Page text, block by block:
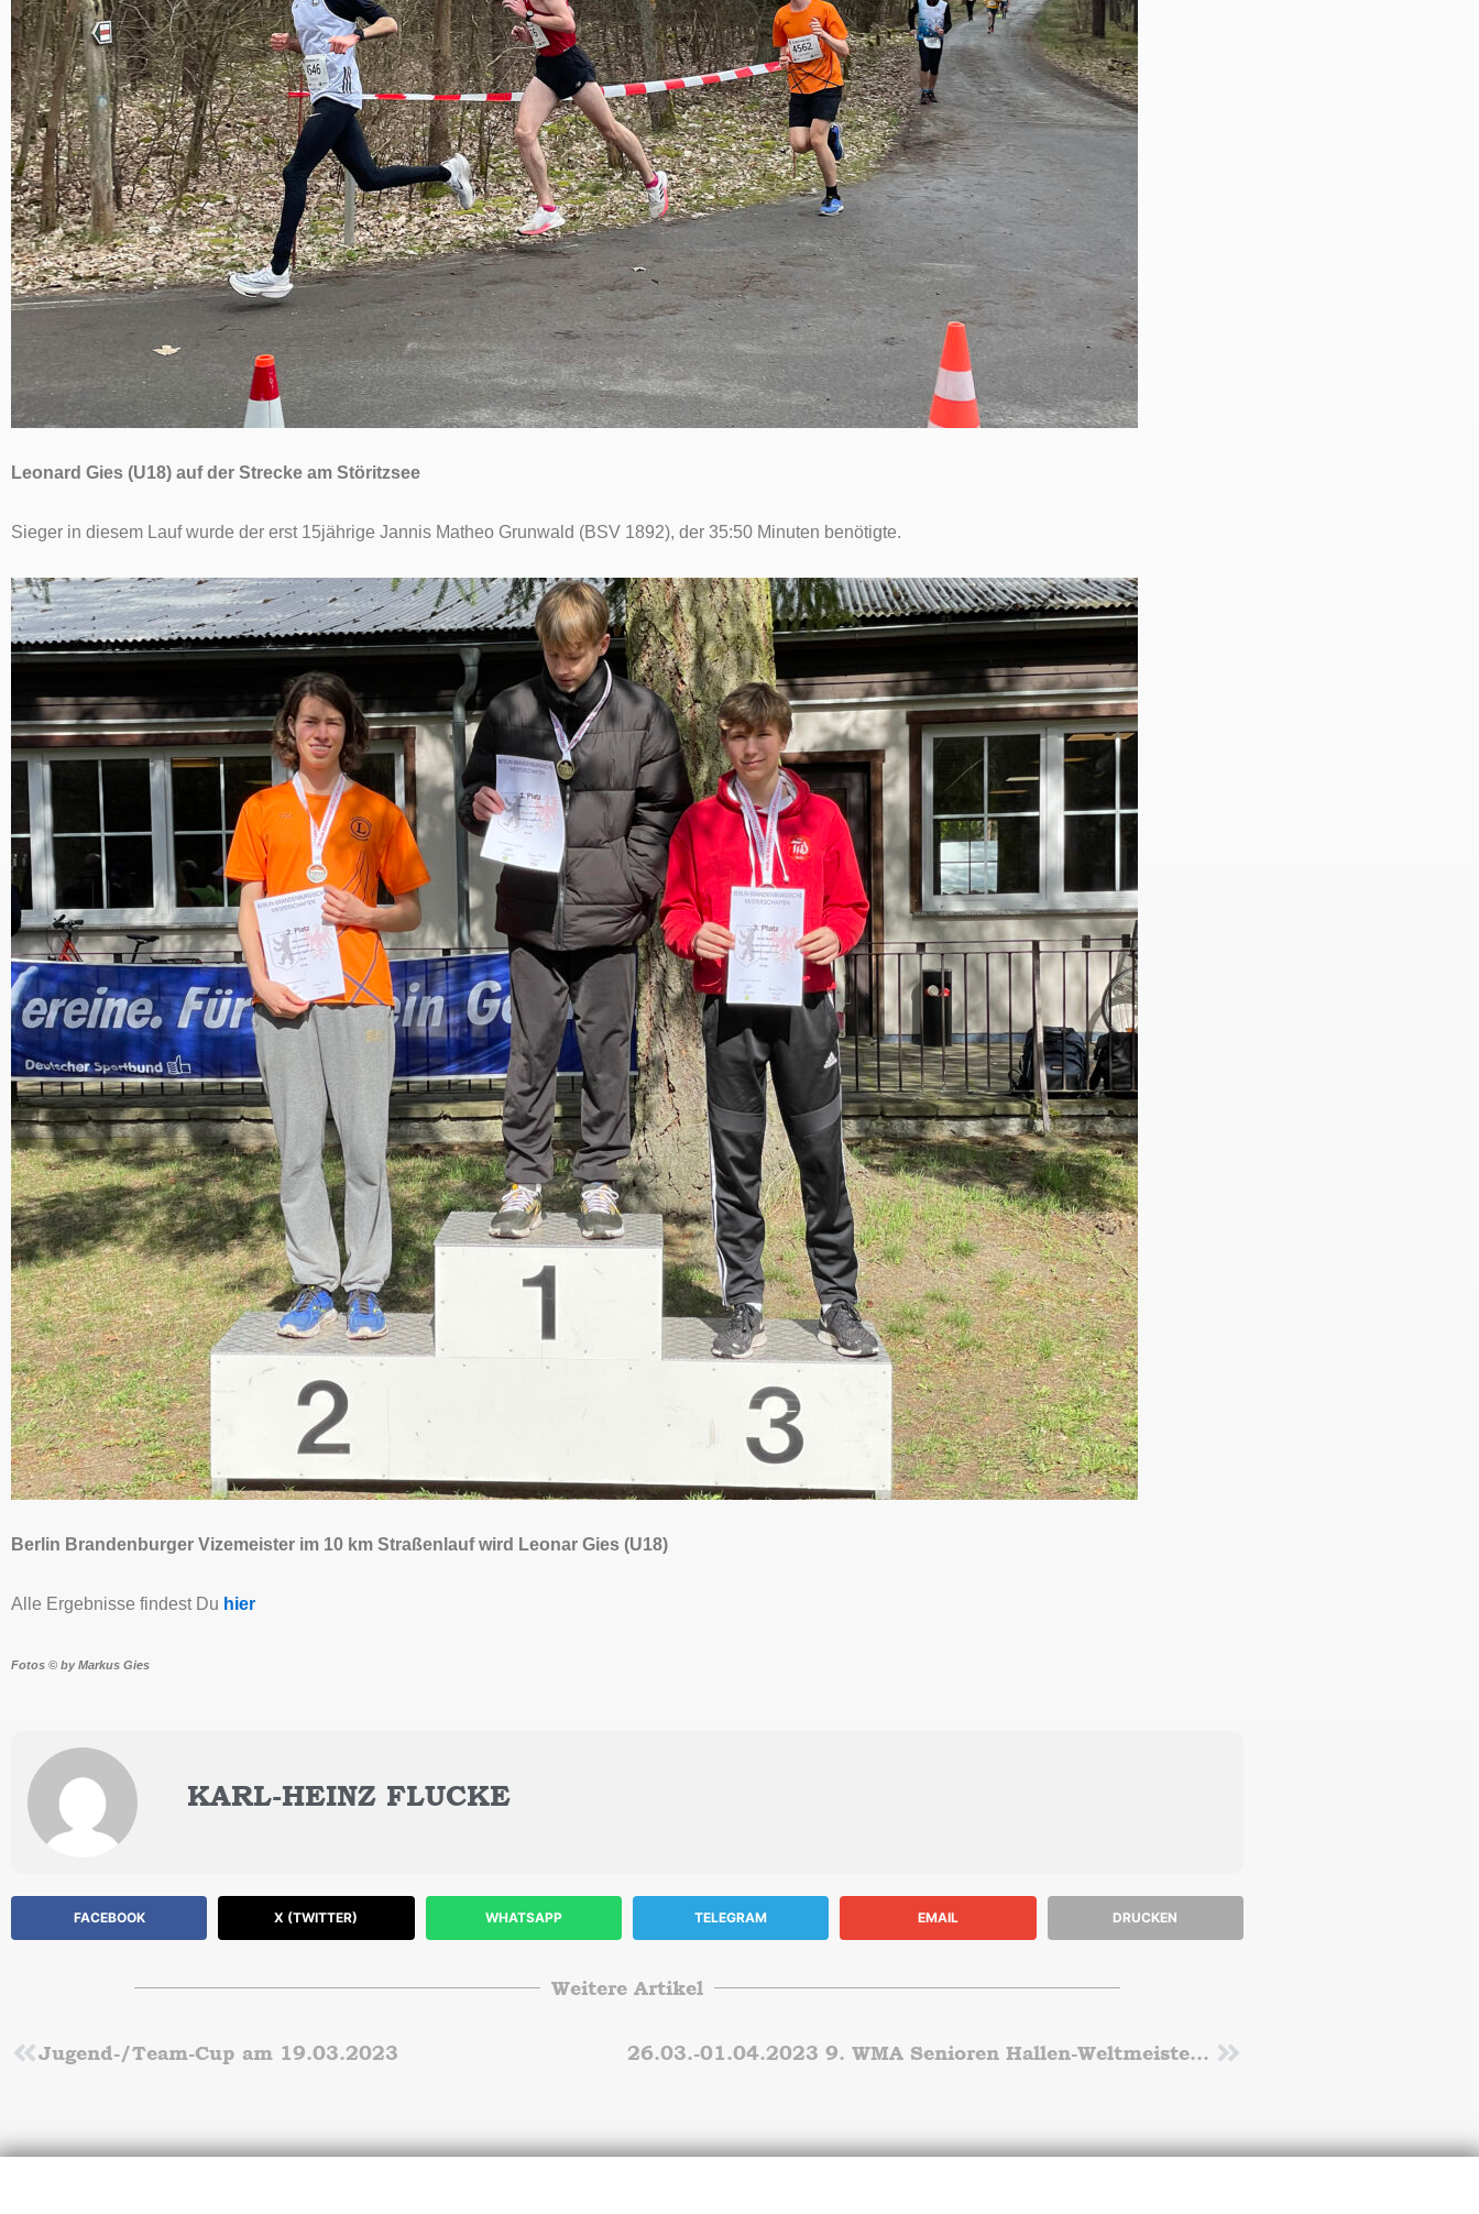
Leonard Gies (U18) auf der Strecke am Störitzsee
Sieger in diesem Lauf wurde der erst 15jährige Jannis Matheo Grunwald (BSV 1892), der 35:50 Minuten benötigte.
Berlin Brandenburger Vizemeister im 10 km Straßenlauf wird Leonar Gies (U18)
Alle Ergebnisse findest Du hier
Fotos © by Markus Gies
KARL-HEINZ FLUCKE
FACEBOOK X (TWITTER) WHATSAPP TELEGRAM EMAIL DRUCKEN
Weitere Artikel
Zurück
Jugend-/Team-Cup am 19.03.2023 26.03.-01.04.2023 9. WMA Senioren Hallen-Weltmeisterschaften in Torun/Polen Nächster